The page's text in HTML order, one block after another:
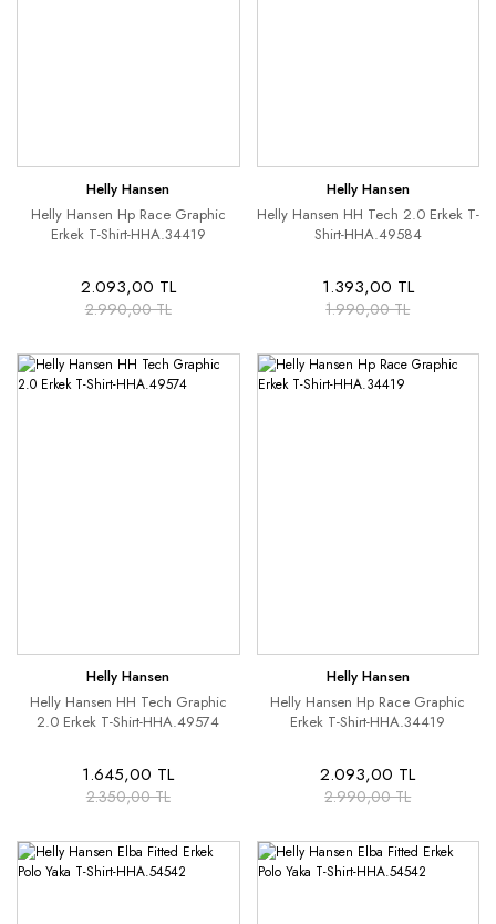
Helly Hansen
Helly Hansen Hp Race Graphic
Erkek T-Shirt-HHA.34419
2.093,00 TL
2.990,00 TL
Helly Hansen
Helly Hansen HH Tech 2.0 Erkek T-
Shirt-HHA.49584
1.393,00 TL
1.990,00 TL
Helly Hansen
Helly Hansen HH Tech Graphic
2.0 Erkek T-Shirt-HHA.49574
1.645,00 TL
2.350,00 TL
Helly Hansen
Helly Hansen Hp Race Graphic
Erkek T-Shirt-HHA.34419
2.093,00 TL
2.990,00 TL